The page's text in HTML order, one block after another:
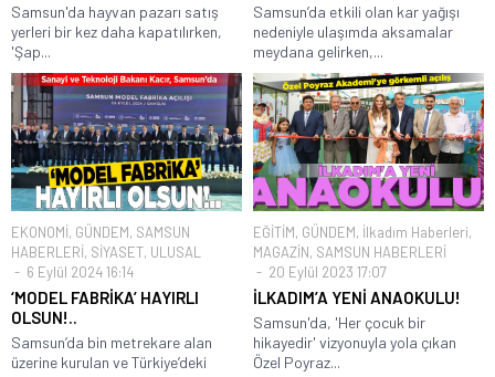
Samsun'da hayvan pazarı satış
yerleri bir kez daha kapatılırken,
'Şap...
Samsun’da etkili olan kar yağışı
nedeniyle ulaşımda aksamalar
meydana gelirken,...
EKONOMİ, GÜNDEM, SAMSUN
HABERLERİ, SİYASET, ULUSAL
6 Eylül 2024 16:14
‘MODEL FABRİKA’ HAYIRLI
OLSUN!..
Samsun’da bin metrekare alan
üzerine kurulan ve Türkiye’deki
EĞİTİM, GÜNDEM, İlkadım Haberleri,
MAGAZİN, SAMSUN HABERLERİ
20 Eylül 2023 17:07
İLKADIM’A YENİ ANAOKULU!
Samsun'da, 'Her çocuk bir
hikayedir' vizyonuyla yola çıkan
Özel Poyraz...